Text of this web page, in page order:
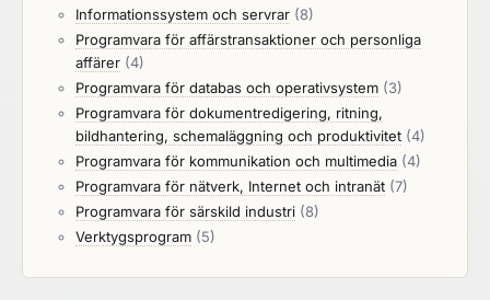
Informationssystem och servrar (8)
Programvara för affärstransaktioner och personliga
affärer (4)
Programvara för databas och operativsystem (3)
Programvara för dokumentredigering, ritning,
bildhantering, schemaläggning och produktivitet (4)
Programvara för kommunikation och multimedia (4)
Programvara för nätverk, Internet och intranät (7)
Programvara för särskild industri (8)
Verktygsprogram (5)